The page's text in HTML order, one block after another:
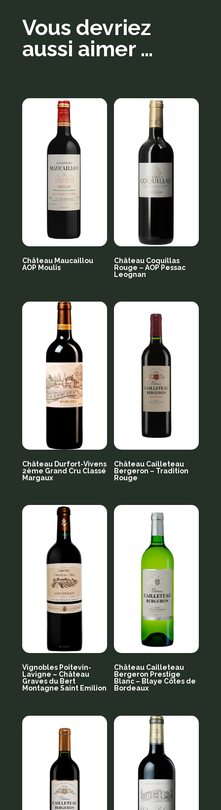
Vous devriez
aussi aimer …
Château Maucaillou
AOP Moulis
Château Coquillas
Rouge – AOP Pessac
Leognan
Château Durfort-Vivens
2ème Grand Cru Classé
Margaux
Château Cailleteau
Bergeron – Tradition
Rouge
Vignobles Poitevin-
Lavigne – Château
Graves du Bert
Montagne Saint Emilion
Château Cailleteau
Bergeron Prestige
Blanc – Blaye Côtes de
Bordeaux